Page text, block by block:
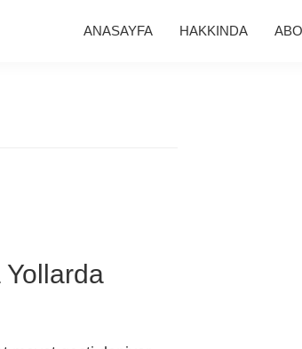
ANASAYFA HAKKINDA